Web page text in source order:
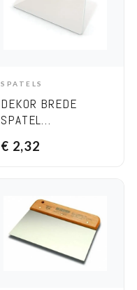
ADD TO CART
SPATELS
DEKOR BREDE
SPATEL
230 MM X 120 MM
€ 2,32